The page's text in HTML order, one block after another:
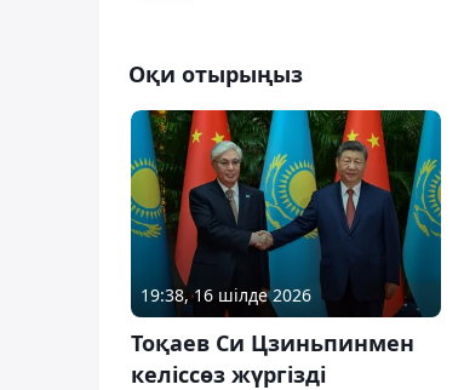
Оқи отырыңыз
19:38, 16 шілде 2026
Тоқаев Си Цзиньпинмен
келіссөз жүргізді